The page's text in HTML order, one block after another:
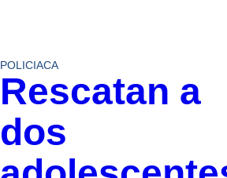
POLICIACA
Rescatan a
dos